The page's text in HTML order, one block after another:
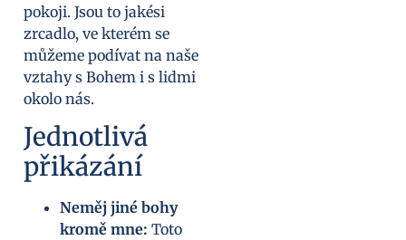
pokoji. Jsou to jakési
zrcadlo, ve kterém se
můžeme podívat na naše
vztahy s Bohem i s lidmi
okolo nás.
Jednotlivá
přikázání
Neměj jiné bohy
kromě mne: Toto